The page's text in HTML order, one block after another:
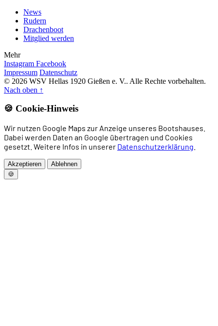
News
Rudern
Drachenboot
Mitglied werden
Mehr
Instagram Facebook
Impressum Datenschutz
© 2026 WSV Hellas 1920 Gießen e. V.. Alle Rechte vorbehalten.
Nach oben ↑
🍪 Cookie-Hinweis
Wir nutzen Google Maps zur Anzeige unseres Bootshauses.
Dabei werden Daten an Google übertragen und Cookies
gesetzt. Weitere Infos in unserer Datenschutzerklärung
Akzeptieren
Ablehnen
🍪